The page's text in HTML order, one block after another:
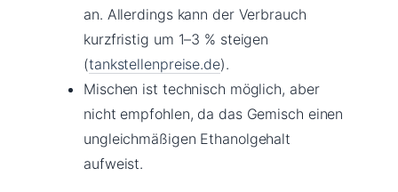
an. Allerdings kann der Verbrauch
kurzfristig um 1–3 % steigen
(tankstellenpreise.de).
Mischen ist technisch möglich, aber
nicht empfohlen, da das Gemisch einen
ungleichmäßigen Ethanolgehalt
aufweist.